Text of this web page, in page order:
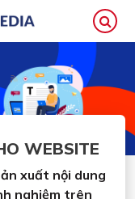
WEBSITE
xuất nội dung
nghiệm trên